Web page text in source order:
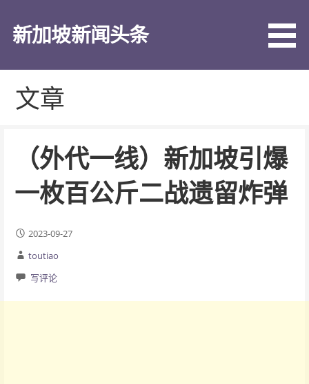
新加坡新闻头条
文章
（外代一线）新加坡引爆
一枚百公斤二战遗留炸弹
2023-09-27
toutiao
写评论